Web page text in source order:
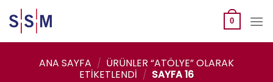
to
content
0
ANA SAYFA / ÜRÜNLER “ATÖLYE” OLARAK
ETIKETLENDI / SAYFA 16